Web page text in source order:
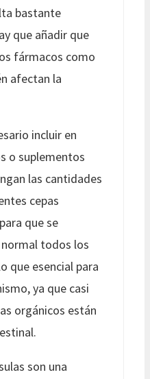
bastante
que añadir que
fármacos como
afectan la
incluir en
o suplementos
las cantidades
cepas
que se
todos los
que esencial para
ya que casi
orgánicos están
son una